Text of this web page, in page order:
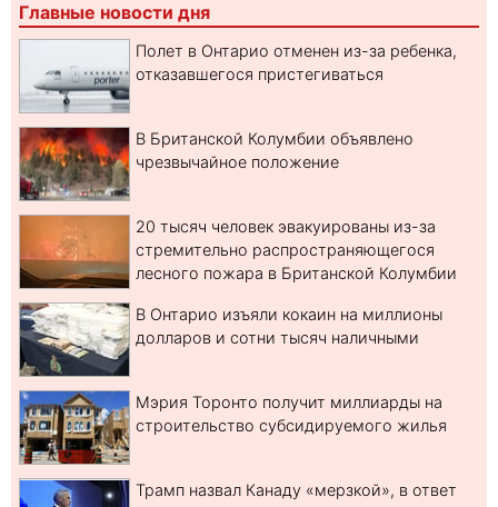
Главные новости дня
Полет в Онтарио отменен из-за ребенка,
отказавшегося пристегиваться
В Британской Колумбии объявлено
чрезвычайное положение
20 тысяч человек эвакуированы из-за
стремительно распространяющегося
лесного пожара в Британской Колумбии
В Онтарио изъяли кокаин на миллионы
долларов и сотни тысяч наличными
Мэрия Торонто получит миллиарды на
строительство субсидируемого жилья
Трамп назвал Канаду «мерзкой», в ответ